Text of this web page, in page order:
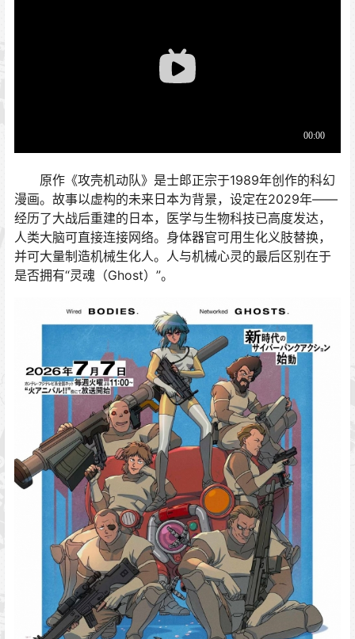
原作《攻壳机动队》是士郎正宗于1989年创作的科幻
漫画。故事以虚构的未来日本为背景，设定在2029年——
经历了大战后重建的日本，医学与生物科技已高度发达，
人类大脑可直接连接网络。身体器官可用生化义肢替换，
并可大量制造机械生化人。人与机械心灵的最后区别在于
是否拥有“灵魂（Ghost）”。